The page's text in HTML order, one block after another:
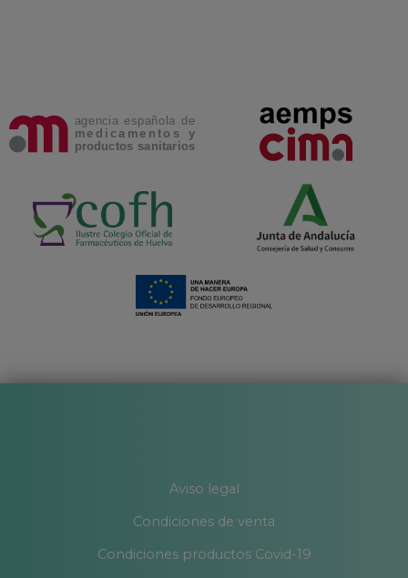
Aviso legal
Condiciones de venta
Condiciones productos Covid-19